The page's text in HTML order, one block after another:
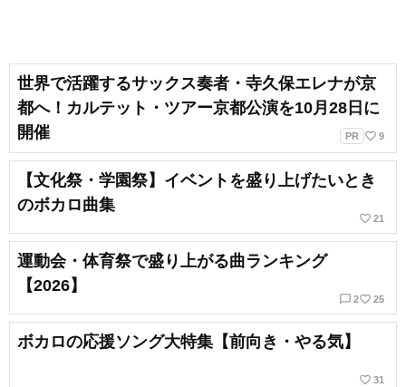
世界で活躍するサックス奏者・寺久保エレナが京
都へ！カルテット・ツアー京都公演を10月28日に
開催
PR favorite_border 9
【文化祭・学園祭】イベントを盛り上げたいとき
のボカロ曲集
favorite_border 21
運動会・体育祭で盛り上がる曲ランキング
【2026】
chat_bubble_outline 2favorite_border 25
ボカロの応援ソング大特集【前向き・やる気】
favorite_border 31